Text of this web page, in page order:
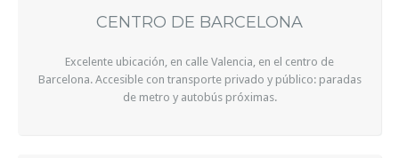
CENTRO DE BARCELONA
Excelente ubicación, en calle Valencia, en el centro de
Barcelona. Accesible con transporte privado y público: paradas
de metro y autobús próximas.